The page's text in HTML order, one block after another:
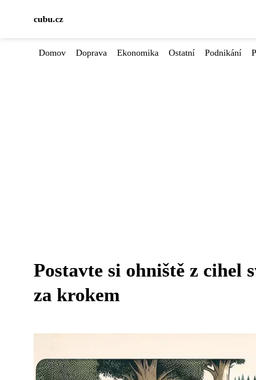
cubu.cz
Domov Doprava Ekonomika Ostatní Podnikání
Postavte si ohniště z cihel
za krokem